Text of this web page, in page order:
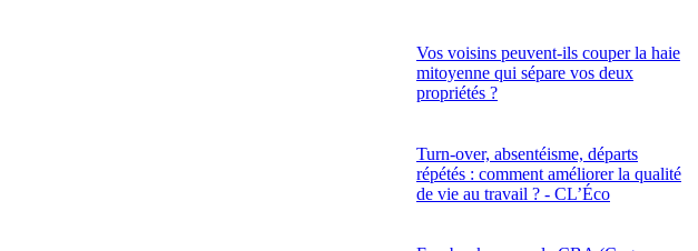
Vos voisins peuvent-ils couper la haie
mitoyenne qui sépare vos deux
propriétés ?
Turn-over, absentéisme, départs
répétés : comment améliorer la qualité
de vie au travail ? - CL’Éco